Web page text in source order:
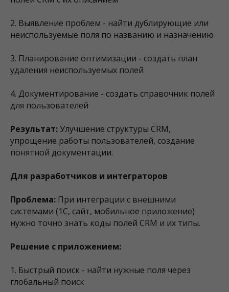
2. Выявление проблем - найти дублирующие или
неиспользуемые поля по названию и назначению
3. Планирование оптимизации - создать план
удаления неиспользуемых полей
4. Документирование - создать справочник полей
для пользователей
Результат:Улучшение структуры CRM,
упрощение работы пользователей, создание
понятной документации.
Для разработчиков и интеграторов
Проблема: При интеграции с внешними
системами (1С, сайт, мобильное приложение)
нужно точно знать коды полей CRM и их типы.
Решение с приложением:
1. Быстрый поиск - найти нужные поля через
глобальный поиск